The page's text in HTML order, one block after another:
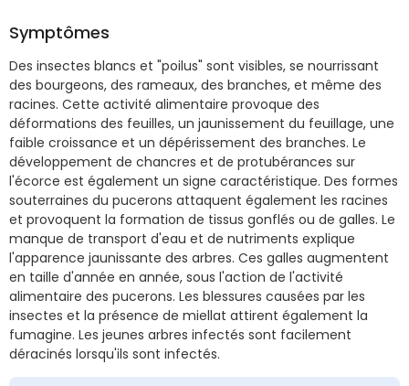
Symptômes
Des insectes blancs et "poilus" sont visibles, se nourrissant
des bourgeons, des rameaux, des branches, et même des
racines. Cette activité alimentaire provoque des
déformations des feuilles, un jaunissement du feuillage, une
faible croissance et un dépérissement des branches. Le
développement de chancres et de protubérances sur
l'écorce est également un signe caractéristique. Des formes
souterraines du pucerons attaquent également les racines
et provoquent la formation de tissus gonflés ou de galles. Le
manque de transport d'eau et de nutriments explique
l'apparence jaunissante des arbres. Ces galles augmentent
en taille d'année en année, sous l'action de l'activité
alimentaire des pucerons. Les blessures causées par les
insectes et la présence de miellat attirent également la
fumagine. Les jeunes arbres infectés sont facilement
déracinés lorsqu'ils sont infectés.